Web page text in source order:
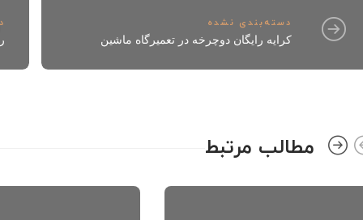
دسته‌بندی نشده
کرایه رایگان دوچرخه در تعمیرگاه ماشین
مطالب مرتبط